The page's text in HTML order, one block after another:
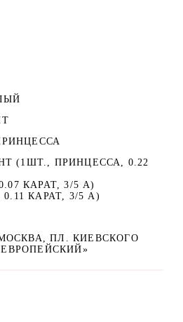
(1ШТ., ПРИНЦЕССА, 0.22
КАРАТ, 3/5 А)
КАРАТ, 3/5 А)
ПЛ. КИЕВСКОГО